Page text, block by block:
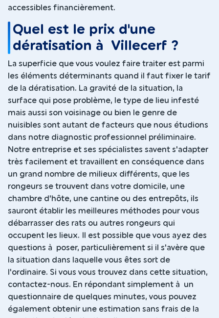
accessibles financièrement.
Quel est le prix d'une
dératisation à Villecerf ?
La superficie que vous voulez faire traiter est parmi
les éléments déterminants quand il faut fixer le tarif
de la dératisation. La gravité de la situation, la
surface qui pose problème, le type de lieu infesté
mais aussi son voisinage ou bien le genre de
nuisibles sont autant de facteurs que nous étudions
dans notre diagnostic professionnel préliminaire.
Notre entreprise et ses spécialistes savent s'adapter
très facilement et travaillent en conséquence dans
un grand nombre de milieux différents, que les
rongeurs se trouvent dans votre domicile, une
chambre d'hôte, une cantine ou des entrepôts, ils
sauront établir les meilleures méthodes pour vous
débarrasser des rats ou autres rongeurs qui
occupent les lieux. Il est possible que vous ayez des
questions à poser, particulièrement si il s'avère que
la situation dans laquelle vous êtes sort de
l'ordinaire. Si vous vous trouvez dans cette situation,
contactez-nous. En répondant simplement à un
questionnaire de quelques minutes, vous pouvez
également obtenir une estimation sans frais de la